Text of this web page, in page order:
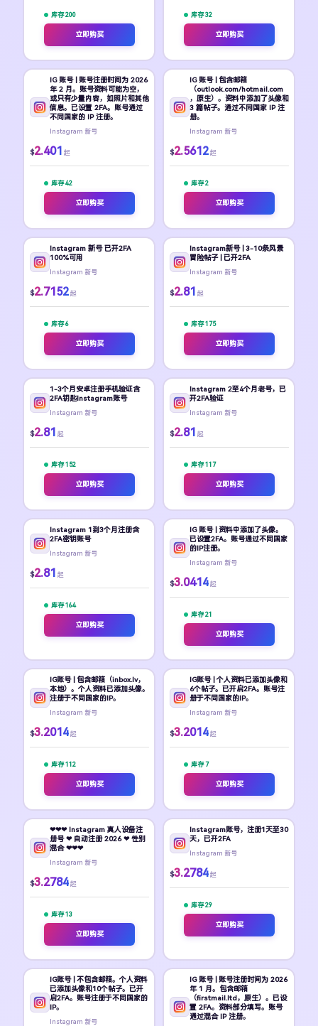
库存 200
立即购买
库存 32
立即购买
IG 账号 | 账号注册时间为 2026
年 2 月。账号资料可能为空，
或只有少量内容，如照片和其他
信息。已设置 2FA。账号通过
不同国家的 IP 注册。
Instagram 新号
$2.401 起
库存 42
立即购买
IG 账号 | 包含邮箱
（outlook.com/hotmail.com
，原生）。资料中添加了头像和
3 篇帖子。通过不同国家 IP 注
册。
Instagram 新号
$2.5612 起
库存 2
立即购买
Instagram 新号 已开2FA
100%可用
Instagram 新号
$2.7152 起
库存 6
立即购买
Instagram新号 | 3-10条风景
冒险帖子 | 已开2FA
Instagram 新号
$2.81 起
库存 175
立即购买
1-3个月安卓注册手机验证含
2FA钥匙Instagram账号
Instagram 新号
$2.81 起
库存 152
立即购买
Instagram 2至4个月老号，已
开2FA验证
Instagram 新号
$2.81 起
库存 117
立即购买
Instagram 1到3个月注册含
2FA密钥账号
Instagram 新号
$2.81 起
库存 164
立即购买
IG 账号 | 资料中添加了头像。
已设置2FA。账号通过不同国家
的IP注册。
Instagram 新号
$3.0414 起
库存 21
立即购买
IG账号 | 包含邮箱（inbox.lv，
本地）。个人资料已添加头像。
注册于不同国家的IP。
Instagram 新号
$3.2014 起
库存 112
立即购买
IG账号 | 个人资料已添加头像和
6个帖子。已开启2FA。账号注
册于不同国家的IP。
Instagram 新号
$3.2014 起
库存 7
立即购买
❤❤❤ Instagram 真人设备注
册号 ❤ 自动注册 2026 ❤ 性别
混合 ❤❤❤
Instagram 新号
$3.2784 起
库存 13
立即购买
Instagram账号，注册1天至30
天，已开2FA
Instagram 新号
$3.2784 起
库存 29
立即购买
IG账号 | 不包含邮箱。个人资料
已添加头像和10个帖子。已开
启2FA。账号注册于不同国家的
IP。
Instagram 新号
IG 账号 | 账号注册时间为 2026
年 1 月。包含邮箱
（firstmail.ltd，原生）。已设
置 2FA。资料部分填写。账号
通过混合 IP 注册。